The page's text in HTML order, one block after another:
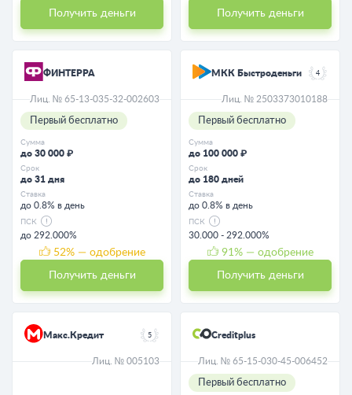
Получить деньги Получить деньги
ФИНТЕРРА
Лиц. № 65-13-035-32-002603
Первый бесплатно
Сумма
до 30 000 ₽
Срок
до 31 дня
Ставка
до 0.8% в день
ПСК
до 292.000%
52% — одобрение
Получить деньги
МКК Быстроденьги 4
Лиц. № 2503373010188
Первый бесплатно
Сумма
до 100 000 ₽
Срок
до 180 дней
Ставка
до 0.8% в день
ПСК
30.000 - 292.000%
91 % — одобрение
Получить деньги
Макс.Кредит 5
Лиц. № 005103
Creditplus
Лиц. № 65-15-030-45-006452
Первый бесплатно